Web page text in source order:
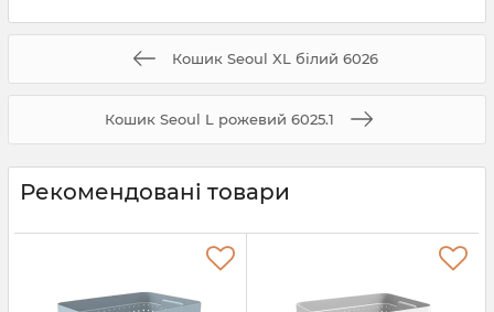
Кошик Seoul XL білий 6026
Кошик Seoul L рожевий 6025.1
Рекомендовані товари